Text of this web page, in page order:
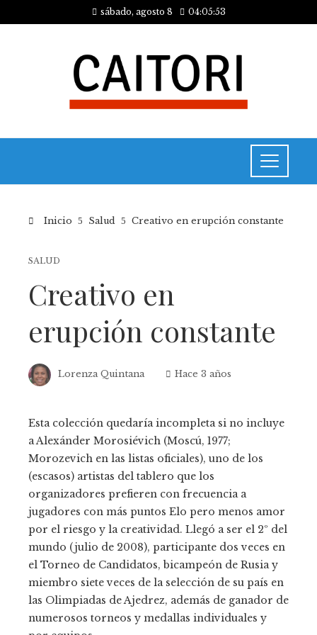
sábado, agosto 8 04:05:53
Inicio Salud Creativo en erupción constante
SALUD
Creativo en
erupción constante
Lorenza Quintana Hace 3 años
Esta colección quedaría incompleta si no incluye
a Alexánder Morosiévich (Moscú, 1977;
Morozevich en las listas oficiales), uno de los
(escasos) artistas del tablero que los
organizadores prefieren con frecuencia a
jugadores con más puntos Elo pero menos amor
por el riesgo y la creatividad. Llegó a ser el 2º del
mundo (julio de 2008), participante dos veces en
el Torneo de Candidatos, bicampeón de Rusia y
miembro siete veces de la selección de su país en
las Olimpiadas de Ajedrez, además de ganador de
numerosos torneos y medallas individuales y